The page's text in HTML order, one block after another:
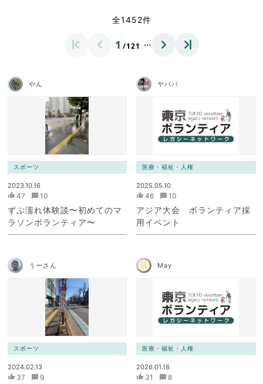
全1452件
1 /121 …
やん
スポーツ
2023.10.16
47 10
ずぶ濡れ体験談〜初めてのマ
ラソンボランティア〜
ヤパパ
医療・福祉・人権
2025.05.10
46 10
アジア大会 ボランティア採
用イベント
うーさん
スポーツ
2024.02.13
37 9
May
医療・福祉・人権
2026.01.18
31 8